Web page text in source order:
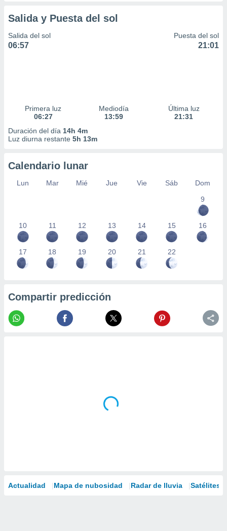
Salida y Puesta del sol
Salida del sol
06:57
Puesta del sol
21:01
Primera luz
06:27
Mediodía
13:59
Última luz
21:31
Duración del día 14h 4m
Luz diurna restante 5h 13m
Calendario lunar
Lun Mar Mié Jue Vie Sáb
Dom
9
10 11 12 13 14 15 16
17 18 19 20 21 22
Compartir predicción
Actualidad Mapa de nubosidad Radar de lluvia Satélites